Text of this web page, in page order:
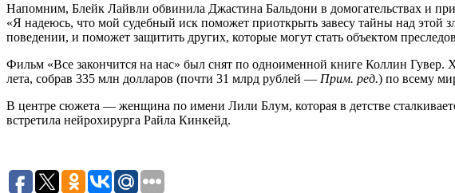
Напомним, Блейк Лайвли обвинила Джастина Бальдони в домогательствах и
«Я надеюсь, что мой судебный иск поможет приоткрыть завесу тайны над этой
поведении, и поможет защитить других, которые могут стать объектом
Фильм «Все закончится на нас» был снят по одноименной книге Коллин
лета, собрав 335 млн долларов (почти 31 млрд рублей — Прим. ред.) по всему
В центре сюжета — женщина по имени Лили Блум, которая в детстве
встретила нейрохирурга Райла Кинкейд.